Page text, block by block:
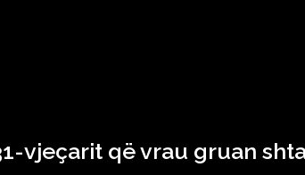
vjeçarit që vrau gruan